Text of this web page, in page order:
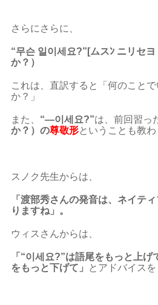
さらにさらに、
“무슨 일이세요?”[ムスﾝ ニリセ
か？）
これは、直訳すると「何のこと
か？」
また、 “―이세요?”は、前回習っ
か？）の尊敬形ということも教わ
スノク先生からは、
「渡部秀さんの発音は、ネイテ
りますね」。
ウィスさんからは、
「“이세요?”は語尾をもっと上
をもっと下げて」
とアドバイスを